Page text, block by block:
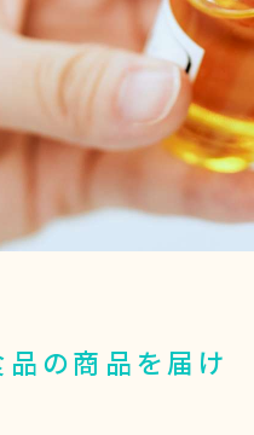
の商品を届け